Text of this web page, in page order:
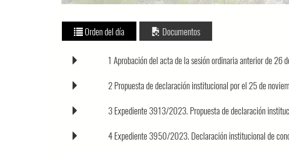
Orden del día Documentos
1 Aprobación del acta de la sesión ordinaria anterior de
2 Propuesta de declaración institucional por el 25 de
3 Expediente 3913/2023. Propuesta de declaración
4 Expediente 3950/2023. Declaración institucional de